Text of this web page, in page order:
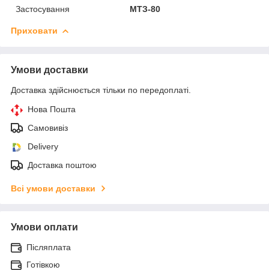
Застосування
МТЗ-80
Приховати
Умови доставки
Доставка здійснюється тільки по передоплаті.
Нова Пошта
Самовивіз
Delivery
Доставка поштою
Всі умови доставки
Умови оплати
Післяплата
Готівкою